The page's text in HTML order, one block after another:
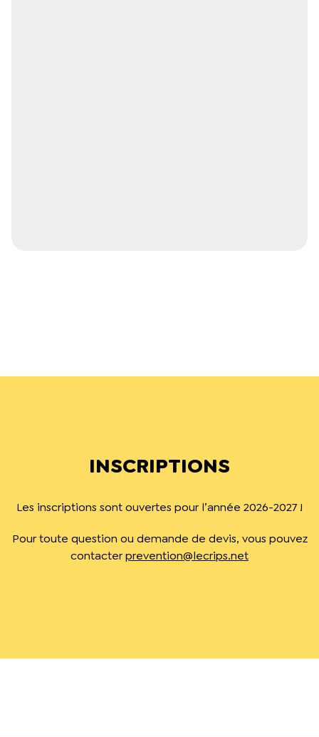
INSCRIPTIONS
Les inscriptions sont ouvertes pour l’année 2026-2027 !
Pour toute question ou demande de devis, vous pouvez
contacterprevention@lecrips.net